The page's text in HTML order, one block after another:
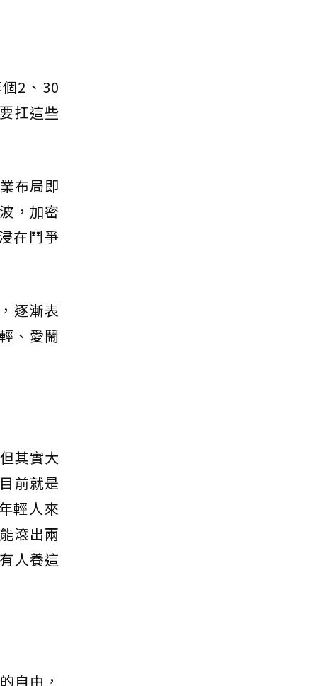
2、30
扛這些
布局即
，加密
在鬥爭
逐漸表
、愛鬧
其實大
前就是
輕人來
滾出兩
人養這
自由，